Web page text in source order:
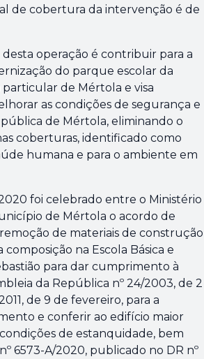
de cobertura da intervenção é de
operação é contribuir para a
do parque escolar da
de Mértola e visa
as condições de segurança e
de Mértola, eliminando o
coberturas, identificado como
humana e para o ambiente em
foi celebrado entre o Ministério
de Mértola o acordo de
de materiais de construção
na Escola Básica e
para dar cumprimento à
da República nº 24/2003, de 2
de 9 de fevereiro, para a
e conferir ao edifício maior
de estanquidade, bem
6573-A/2020, publicado no DR nº